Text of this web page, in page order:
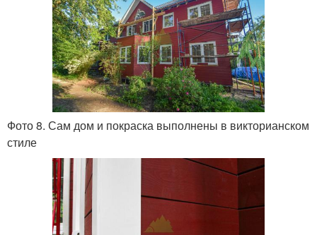
Фото 8. Сам дом и покраска выполнены в викторианском
стиле